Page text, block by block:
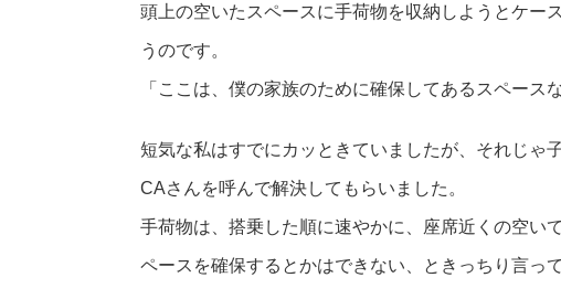
頭上の空いたスペースに手荷物を収納しようとケー
うのです。
「ここは、僕の家族のために確保してあるスペース
短気な私はすでにカッときていましたが、それじゃ
CAさんを呼んで解決してもらいました。
手荷物は、搭乗した順に速やかに、座席近くの空い
ペースを確保するとかはできない、ときっちり言っ